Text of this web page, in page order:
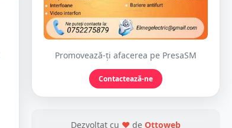
Promovează-ți afacerea pe PresaSM
Contactează-ne
Dezvoltat cu ❤ de Ottoweb